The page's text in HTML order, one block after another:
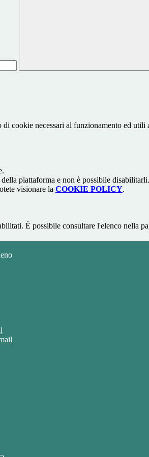
cookie necessari al funzionamento ed utili
piattaforma e non è possibile disabilitarli.
visionare la COOKIE POLICY.
È possibile consultare l'elenco nella